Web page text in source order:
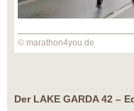
© marathon4you.de
Der LAKE GARDA 42 –